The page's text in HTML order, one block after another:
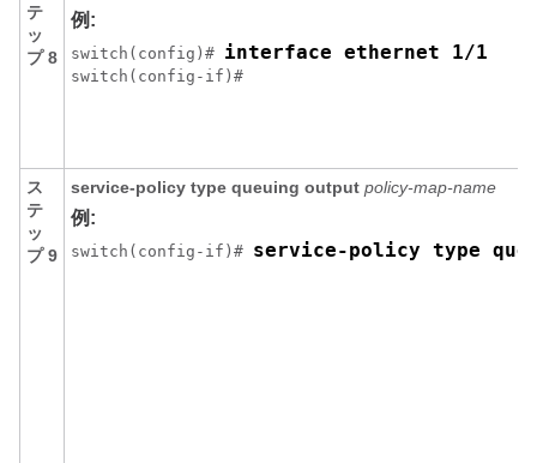
テ
ッ
プ 8
例:
switch(config)# interface ethernet 1/1
switch(config-if)#
ス
テ
ッ
プ 9
service-policy type queuing output policy-map-name
例:
switch(config-if)# service-policy type